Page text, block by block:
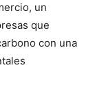
un
que
con una